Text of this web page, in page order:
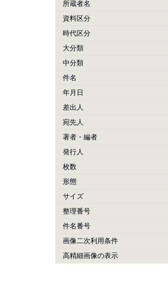
所蔵者名
資料区分
時代区分
大分類
中分類
件名
年月日
差出人
宛先人
著者・編者
発行人
枚数
形態
サイズ
整理番号
件名番号
画像二次利用条件
高精細画像の表示